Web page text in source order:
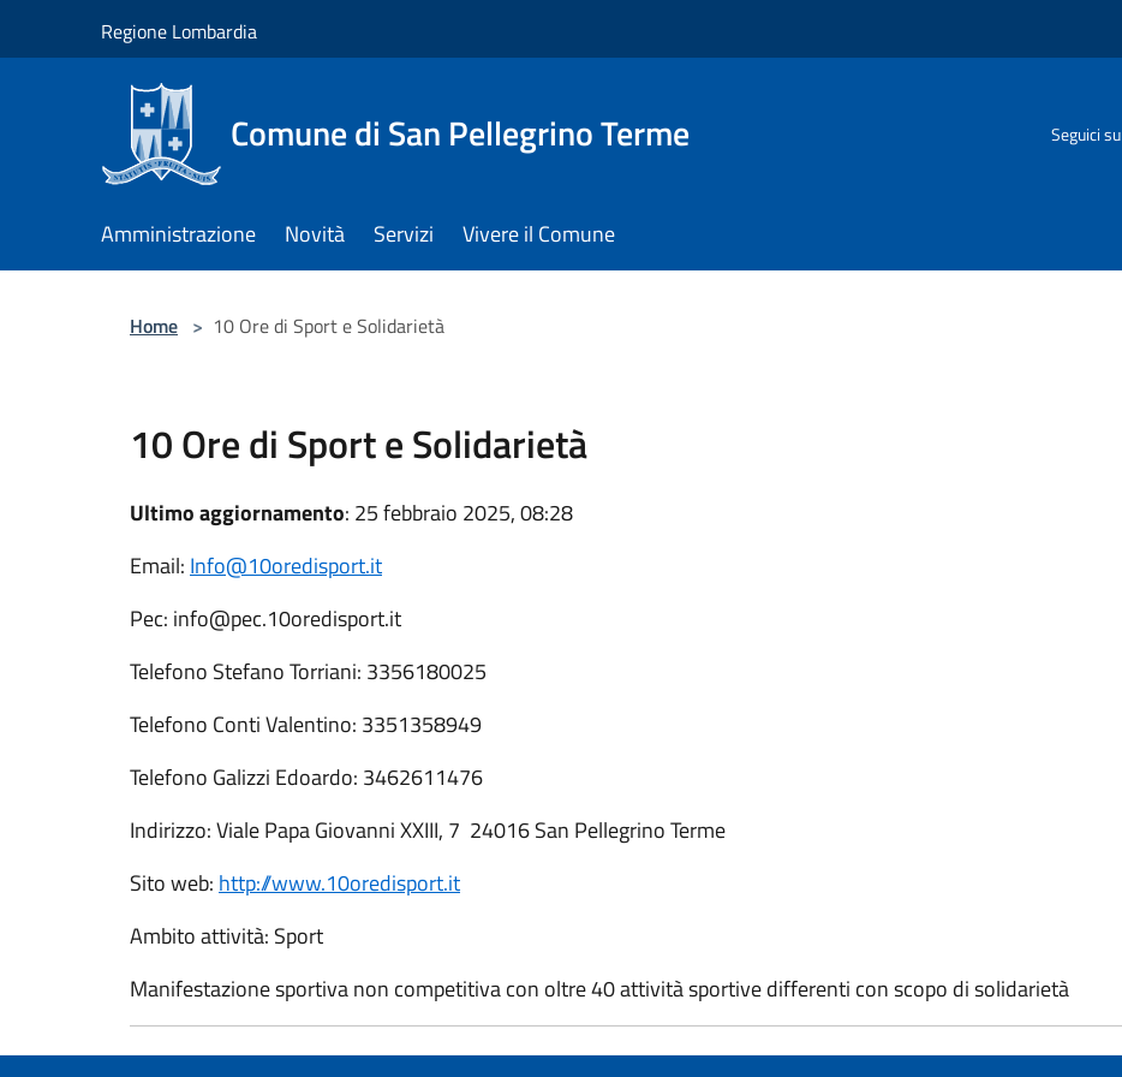
Regione Lombardia
Comune di San Pellegrino Terme Seguici su
Amministrazione Novità Servizi Vivere il Comune
Home > 10 Ore di Sport e Solidarietà
10 Ore di Sport e Solidarietà
Ultimo aggiornamento: 25 febbraio 2025, 08:28
Email: Info@10oredisport.it
Pec: info@pec.10oredisport.it
Telefono Stefano Torriani: 3356180025
Telefono Conti Valentino: 3351358949
Telefono Galizzi Edoardo: 3462611476
Indirizzo: Viale Papa Giovanni XXIII, 7 24016 San Pellegrino Terme
Sito web: http://www.10oredisport.it
Ambito attività: Sport
Manifestazione sportiva non competitiva con oltre 40 attività sportive differenti con scopo di solidarietà